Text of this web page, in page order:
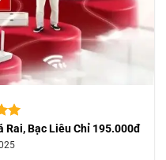
5
Rai, Bạc Liêu Chỉ 195.000đ